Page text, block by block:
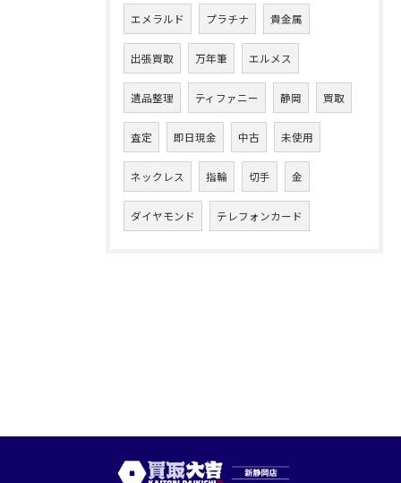
エメラルド プラチナ 貴金属
出張買取 万年筆 エルメス
遺品整理 ティファニー 静岡 買取
査定 即日現金 中古 未使用
ネックレス 指輪 切手 金
ダイヤモンド テレフォンカード